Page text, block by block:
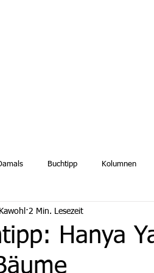
Buchtipp Kolumnen
Hanya
2 Min. Lesezeit